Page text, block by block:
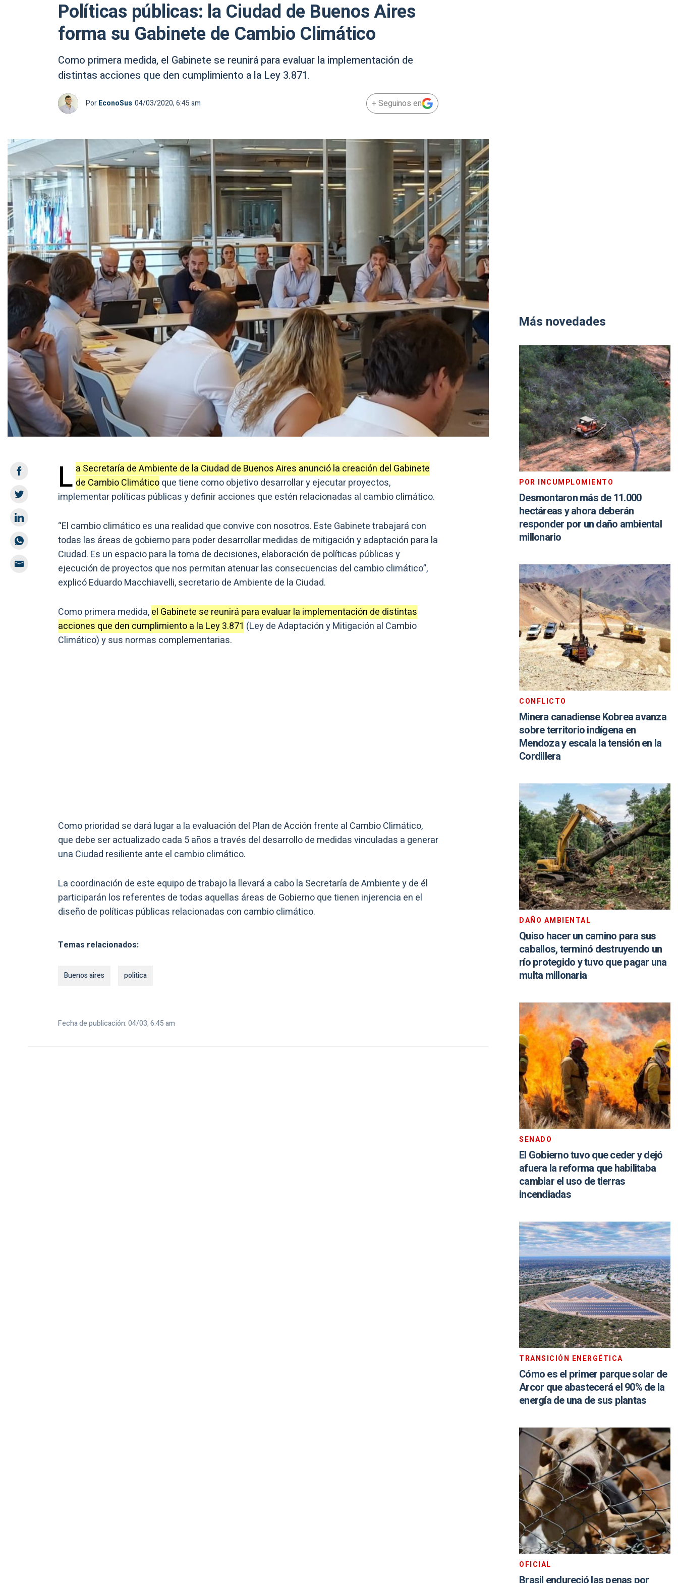
Políticas públicas: la Ciudad de Buenos Aires
forma su Gabinete de Cambio Climático
Como primera medida, el Gabinete se reunirá para evaluar la implementación de
distintas acciones que den cumplimiento a la Ley 3.871.
PorEconoSus 04/03/2020, 6:45 am + Seguinos en
L a Secretaría de Ambiente de la Ciudad de Buenos Aires anunció la creación del Gabinete
de Cambio Climáticoque tiene como objetivo desarrollar y ejecutar proyectos,
implementar políticas públicas y definir acciones que estén relacionadas al cambio climático.
“El cambio climático es una realidad que convive con nosotros. Este Gabinete trabajará con
todas las áreas de gobierno para poder desarrollar medidas de mitigación y adaptación para la
Ciudad. Es un espacio para la toma de decisiones, elaboración de políticas públicas y
ejecución de proyectos que nos permitan atenuar las consecuencias del cambio climático”,
explicó Eduardo Macchiavelli, secretario de Ambiente de la Ciudad.
Como primera medida,el Gabinete se reunirá para evaluar la implementación de distintas
acciones que den cumplimiento a la Ley 3.871 (Ley de Adaptación y Mitigación al Cambio
Climático) y sus normas complementarias.
Como prioridad se dará lugar a la evaluación del Plan de Acción frente al Cambio Climático,
que debe ser actualizado cada 5 años a través del desarrollo de medidas vinculadas a generar
una Ciudad resiliente ante el cambio climático.
La coordinación de este equipo de trabajo la llevará a cabo la Secretaría de Ambiente y de él
participarán los referentes de todas aquellas áreas de Gobierno que tienen injerencia en el
diseño de políticas públicas relacionadas con cambio climático.
Temas relacionados:
Buenos aires politica
Fecha de publicación: 04/03, 6:45 am
Más novedades
POR INCUMPLOMIENTO
Desmontaron más de 11.000
hectáreas y ahora deberán
responder por un daño ambiental
millonario
CONFLICTO
Minera canadiense Kobrea avanza
sobre territorio indígena en
Mendoza y escala la tensión en la
Cordillera
DAÑO AMBIENTAL
Quiso hacer un camino para sus
caballos, terminó destruyendo un
río protegido y tuvo que pagar una
multa millonaria
SENADO
El Gobierno tuvo que ceder y dejó
afuera la reforma que habilitaba
cambiar el uso de tierras
incendiadas
TRANSICIÓN ENERGÉTICA
Cómo es el primer parque solar de
Arcor que abastecerá el 90% de la
energía de una de sus plantas
OFICIAL